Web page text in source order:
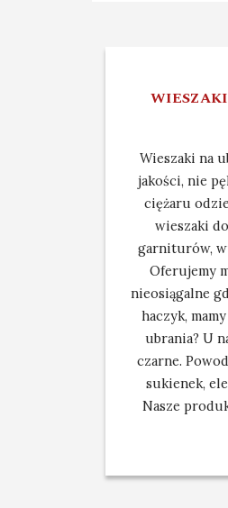
Wieszaki na
jakości, nie
ciężaru
wieszaki
garniturów,
Oferujemy
nieosiągalne
haczyk,
ubrania? U
czarne.
sukienek,
Nasze